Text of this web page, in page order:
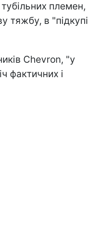
племен,
тяжбу, в "підкупі
Chevron, "у
фактичних і